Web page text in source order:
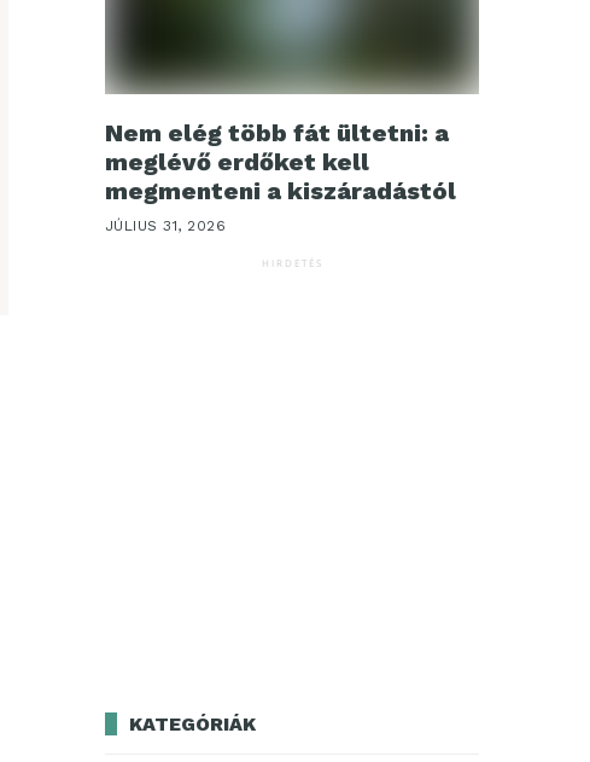
Nem elég több fát ültetni: a
meglévő erdőket kell
megmenteni a kiszáradástól
JÚLIUS 31, 2026
HIRDETÉS
KATEGÓRIÁK